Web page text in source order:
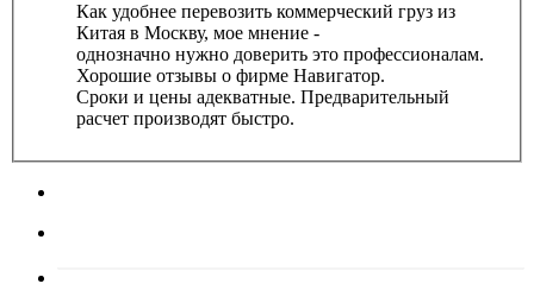
Как удобнее перевозить коммерческий груз из
Китая в Москву, мое мнение -
однозначно нужно доверить это профессионалам.
Хорошие отзывы о фирме Навигатор.
Сроки и цены адекватные. Предварительный
расчет производят быстро.